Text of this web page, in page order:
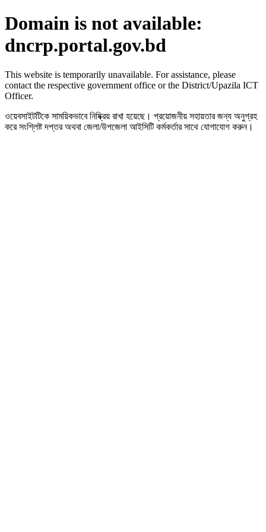
Domain is not available:
dncrp.portal.gov.bd
This website is temporarily unavailable. For assistance, please
contact the respective government office or the District/Upazila ICT
Officer.
ওয়েবসাইটটিকে সাময়িকভাবে নিষ্ক্রিয় রাখা হয়েছে। প্রয়োজনীয় সহায়তার জন্য অনুগ্রহ
করে সংশ্লিষ্ট দপ্তর অথবা জেলা/উপজেলা আইসিটি কর্মকর্তার সাথে যোগাযোগ করুন।